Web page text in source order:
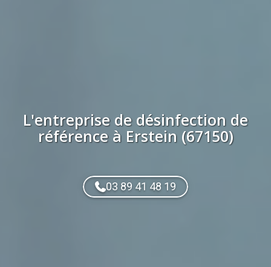
L'entreprise de désinfection de
référence à Erstein (67150)
03 89 41 48 19